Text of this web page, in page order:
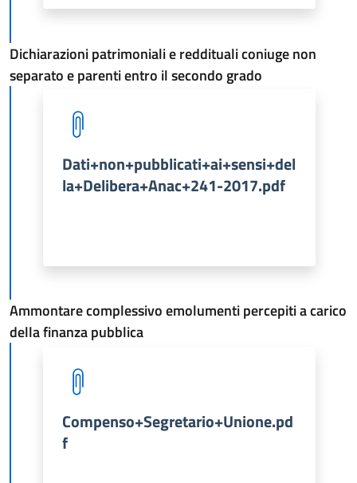
Dichiarazioni patrimoniali e reddituali coniuge non
separato e parenti entro il secondo grado
Dati+non+pubblicati+ai+sensi+del
la+Delibera+Anac+241-2017.pdf
Ammontare complessivo emolumenti percepiti a carico
della finanza pubblica
Compenso+Segretario+Unione.pd
f